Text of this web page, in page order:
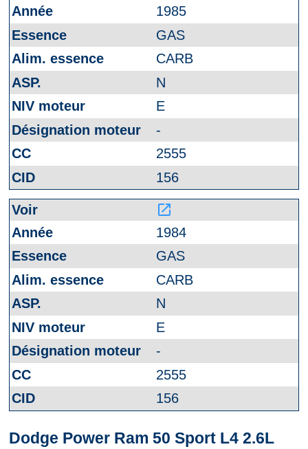
1985
GAS
CARB
N
E
-
2555
156
launch
1984
GAS
CARB
N
E
-
2555
156
Dodge Power Ram 50 Sport L4 2.6L